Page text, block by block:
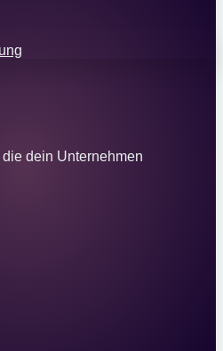
dein Unternehmen